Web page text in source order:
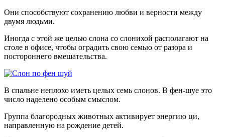
Они способствуют сохранению любви и верности между
двумя людьми.
Иногда с этой же целью слона со слонихой располагают на
столе в офисе, чтобы оградить свою семью от разора и
постороннего вмешательства.
В спальне неплохо иметь целых семь слонов. В фен-шуе это
число наделено особым смыслом.
Группа благородных животных активирует энергию ци,
направленную на рождение детей.